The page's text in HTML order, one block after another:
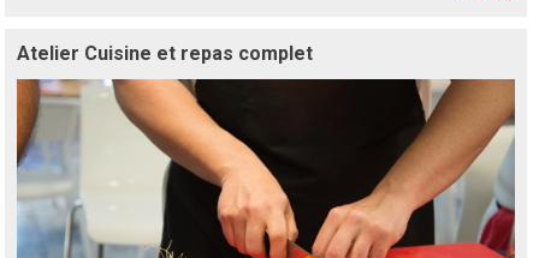
Atelier Cuisine et repas complet